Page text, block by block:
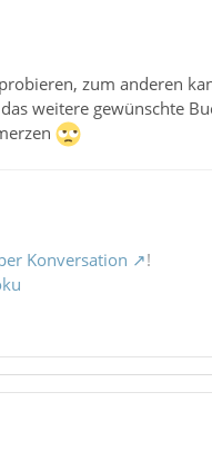
zum anderen
weitere gewünschte
Konversation
!